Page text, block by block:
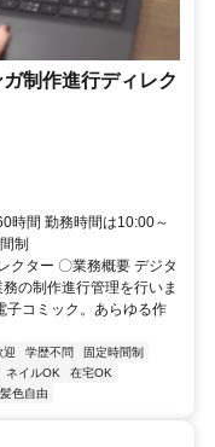
制作進行ディレク
時間 勤務時間は10:00～
制
クター 〇業務概要 デジタ
の制作進行管理を行いま
子コミック。あらゆる作
迎 学歴不問
固定時間制
ネイルOK
在宅OK
色自由